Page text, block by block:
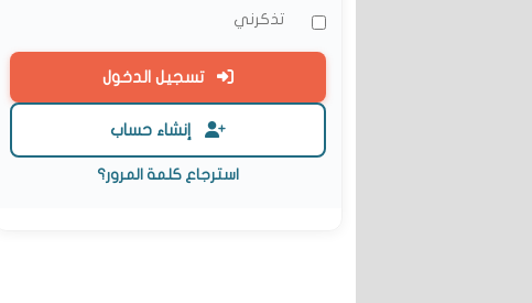
تذكرني
تسجيل الدخول
إنشاء حساب
استرجاع كلمة المرور؟